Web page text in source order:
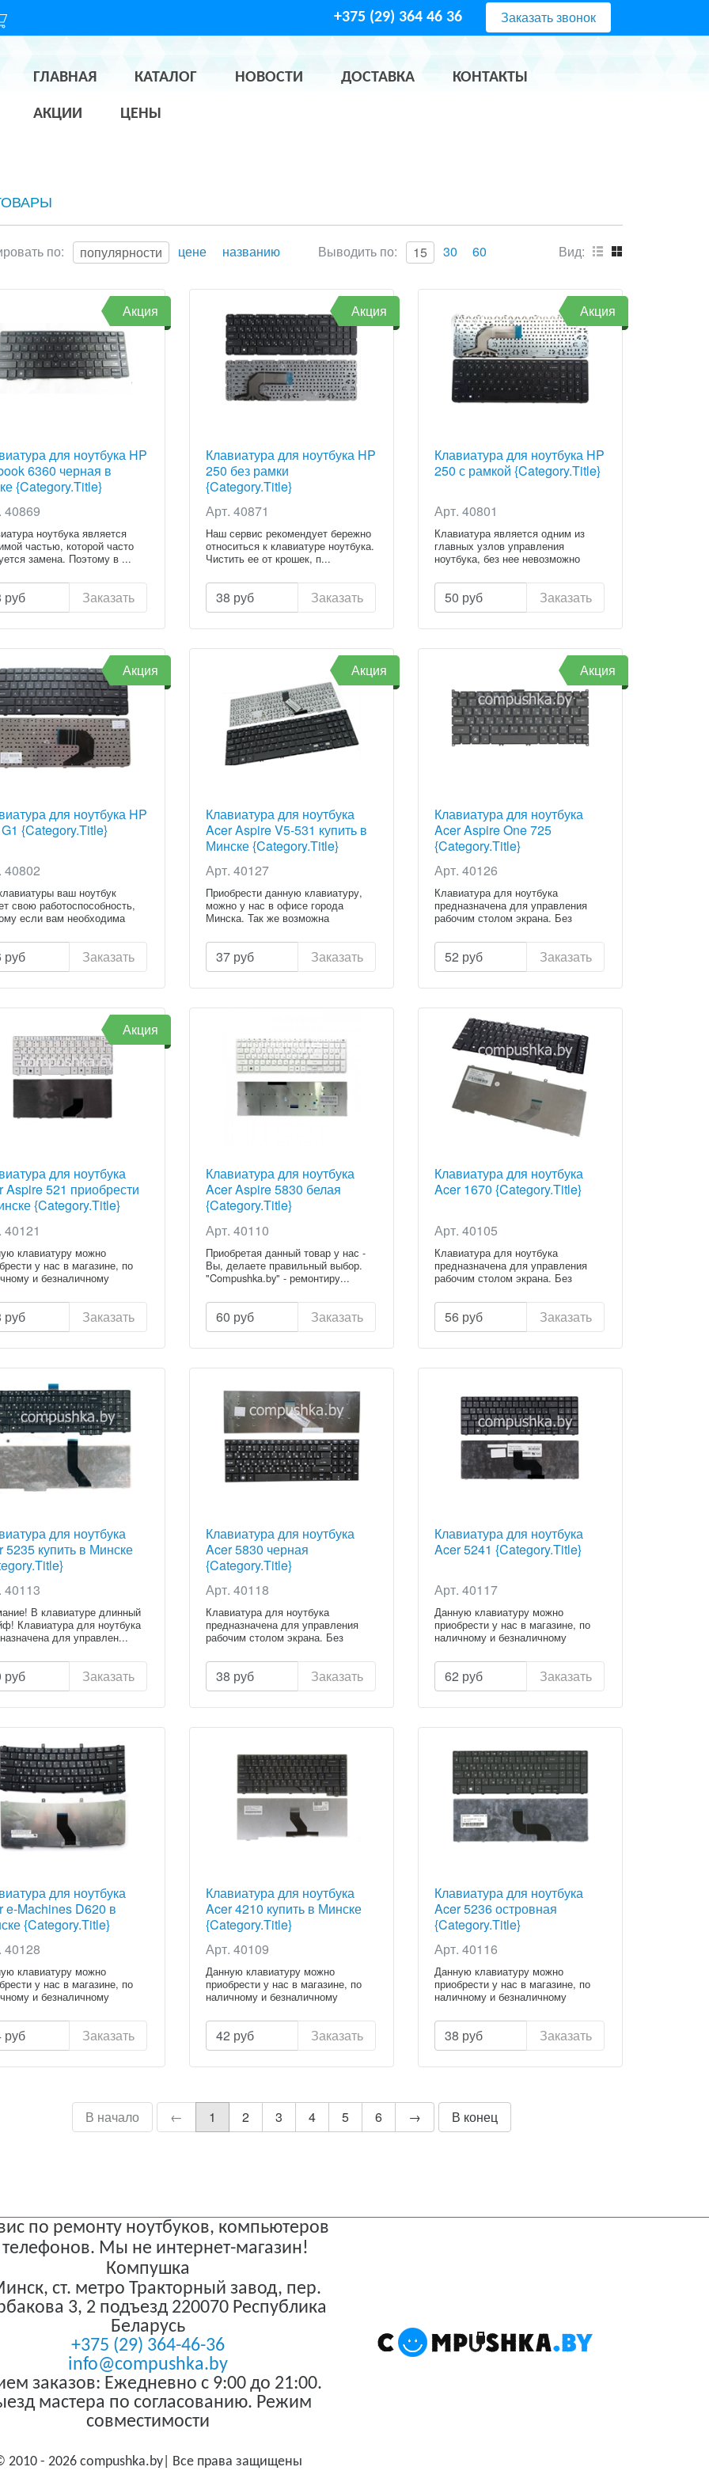
+375 (29) 364 46 36 Заказать звонок
ГЛАВНАЯ КАТАЛОГ НОВОСТИ ДОСТАВКА КОНТАКТЫ
АКЦИИ ЦЕНЫ
по: популярности цене названию Выводить по: 15 30 60 Вид:
для ноутбука HP
6360 черная в
{Category.Title}
40869
ноутбука является
частью, которой часто
замена. Поэтому в ...
руб Заказать
Акция
Клавиатура для ноутбука HP
250 без рамки
{Category.Title}
Арт. 40871
Наш сервис рекомендует бережно
относиться к клавиатуре ноутбука.
Чистить ее от крошек, п...
38 руб Заказать
Акция
Клавиатура для ноутбука HP
250 с рамкой {Category.Title}
Арт. 40801
Клавиатура является одним из
главных узлов управления
ноутбука, без нее невозможно
50 руб Заказать
Акция
для ноутбука HP
{Category.Title}
40802
ваш ноутбук
свою работоспособность,
если вам необходима
руб Заказать
Акция
Клавиатура для ноутбука
Acer Aspire V5-531 купить в
Минске {Category.Title}
Арт. 40127
Приобрести данную клавиатуру,
можно у нас в офисе города
Минска. Так же возможна
37руб Заказать
Акция
Клавиатура для ноутбука
Acer Aspire One 725
{Category.Title}
Арт. 40126
Клавиатура для ноутбука
предназначена для управления
рабочим столом экрана. Без
52 руб Заказать
Акция
для ноутбука
Aspire 521 приобрести
{Category.Title}
40121
клавиатуру можно
у нас в магазине, по
и безналичному
руб Заказать
Акция
Клавиатура для ноутбука
Acer Aspire 5830 белая
{Category.Title}
Арт. 40110
Приобретая данный товар у нас -
Вы, делаете правильный выбор.
"Compushka.by" - ремонтиру...
60 руб Заказать
Клавиатура для ноутбука
Acer 1670 {Category.Title}
Арт. 40105
Клавиатура для ноутбука
предназначена для управления
рабочим столом экрана. Без
56руб Заказать
для ноутбука
5235 купить в Минске
40113
В клавиатуре длинный
Клавиатура для ноутбука
для управлен...
руб Заказать
Клавиатура для ноутбука
Acer 5830 черная
{Category.Title}
Арт. 40118
Клавиатура для ноутбука
предназначена для управления
рабочим столом экрана. Без
38 руб Заказать
Клавиатура для ноутбука
Acer 5241 {Category.Title}
Арт. 40117
Данную клавиатуру можно
приобрести у нас в магазине, по
наличному и безналичному
62 руб Заказать
для ноутбука
e-Machines D620 в
{Category.Title}
40128
клавиатуру можно
у нас в магазине, по
и безналичному
руб Заказать
Клавиатура для ноутбука
Acer 4210 купить в Минске
{Category.Title}
Арт. 40109
Данную клавиатуру можно
приобрести у нас в магазине, по
наличному и безналичному
42 руб Заказать
Клавиатура для ноутбука
Acer 5236 островная
{Category.Title}
Арт. 40116
Данную клавиатуру можно
приобрести у нас в магазине, по
наличному и безналичному
38 руб Заказать
В начало ← 1 2 3 4 5 6 → В конец
по ремонту ноутбуков, компьютеров
телефонов. Мы не интернет-магазин!
Компушка
, ст. метро Тракторный завод, пер.
3, 2 подъезд 220070 Республика
Беларусь
+375 (29) 364-46-36
info@compushka.by
заказов: Ежедневно с 9:00 до 21:00.
мастера по согласованию. Режим
совместимости
2010 - 2026 compushka.by| Все права защищены